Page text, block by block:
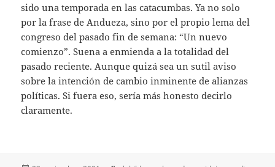
sido una temporada en las catacumbas. Ya no solo
por la frase de Andueza, sino por el propio lema del
congreso del pasado fin de semana: “Un nuevo
comienzo”. Suena a enmienda a la totalidad del
pasado reciente. Aunque quizá sea un sutil aviso
sobre la intención de cambio inminente de alianzas
políticas. Si fuera eso, sería más honesto decirlo
claramente.